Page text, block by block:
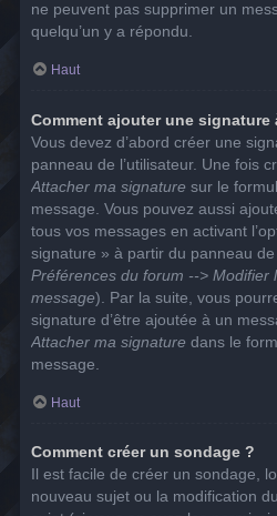
ne peuvent pas supprimer un
quelqu’un y a répondu.
Haut
Comment ajouter une signature
Vous devez d’abord créer une
panneau de l’utilisateur. Une fois
Attacher ma signature sur le
message. Vous pouvez aussi
tous vos messages en activant
signature » à partir du panneau de
Préférences du forum --> Modifier
message). Par la suite, vous
signature d’être ajoutée à un
Attacher ma signature dans le
message.
Haut
Comment créer un sondage ?
Il est facile de créer un sondage,
nouveau sujet ou la modification